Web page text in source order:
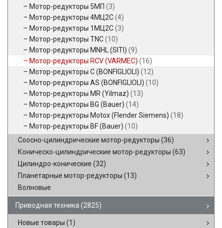
Мотор-редукторы 5МП (3)
Мотор-редукторы 4МЦ2С(4)
Мотор-редукторы 1МЦ2С(3)
Мотор-редукторы TNC(10)
Мотор-редукторы MNHL (SITI) (9)
Мотор-редукторы RCV (VARMEC) (16)
Мотор-редукторы C (BONFIGLIOLI) (12)
Мотор-редукторы AS (BONFIGLIOLI) (10)
Мотор-редукторы MR (Yilmaz) (13)
Мотор-редукторы BG (Bauer) (14)
Мотор-редукторы Motox (Flender Siemens) (18)
Мотор-редукторы BF (Bauer) (10)
Соосно-цилиндрические мотор-редукторы (36)
Коническо-цилиндрические мотор-редукторы (63)
Цилиндро-конические (32)
Планетарные мотор-редукторы (13)
Волновые
Приводная техника (2825)
Новые товары (1)